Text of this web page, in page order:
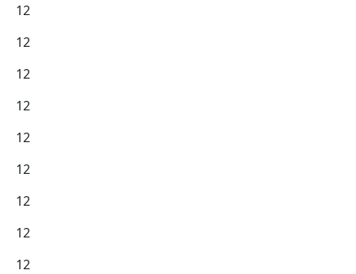
12
12
12
12
12
12
12
12
12